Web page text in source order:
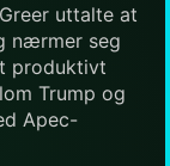
uttalte at
nærmer seg
produktivt
Trump og
Apec-